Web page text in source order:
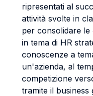
ripresentati al
attività svolte in
per consolidare
in tema di HR
conoscenze a
un'azienda, al
competizione
tramite il business